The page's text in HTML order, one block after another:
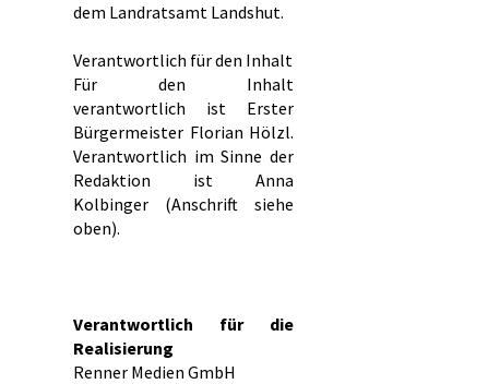
dem Landratsamt Landshut.
Verantwortlich für den Inhalt
Für den Inhalt
verantwortlich ist Erster
Bürgermeister Florian Hölzl.
Verantwortlich im Sinne der
Redaktion ist Anna
Kolbinger (Anschrift siehe
oben).
Verantwortlich für die
Realisierung
Renner Medien GmbH